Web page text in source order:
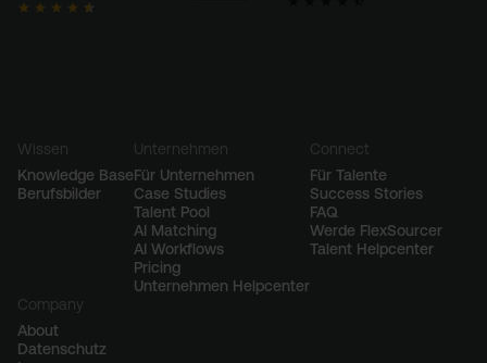
Connect
Für Talente
Success Stories
FAQ
Werde FlexSourcer
Talent Helpcenter
Unternehmen
Für Unternehmen
Case Studies
Talent Pool
AI Matching
AI Workflows
Pricing
Unternehmen Helpcenter
Wissen
Knowledge Base
Berufsbilder
Company
About
Datenschutz